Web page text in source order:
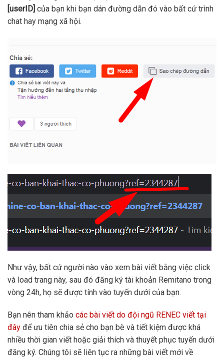
[userID] của bạn khi bạn dán đường dẫn đó vào bất cứ trình
chat hay mạng xã hội.
Như vậy, bất cứ người nào vào xem bài viết bằng việc click
và load trang này, sau đó đăng ký tài khoản Remitano trong
vòng 24h, họ sẽ được tính vào tuyến dưới của bạn.
Bạn nên tham khảo các bài viết do đội ngũ RENEC viết tại
đây để ưu tiên chia sẻ cho bạn bè và tiết kiệm được khá
nhiều thời gian viết hoặc giải thích và thuyết phục tuyến dưới
đăng ký. Chúng tôi sẽ liên tục ra những bài viết mới về